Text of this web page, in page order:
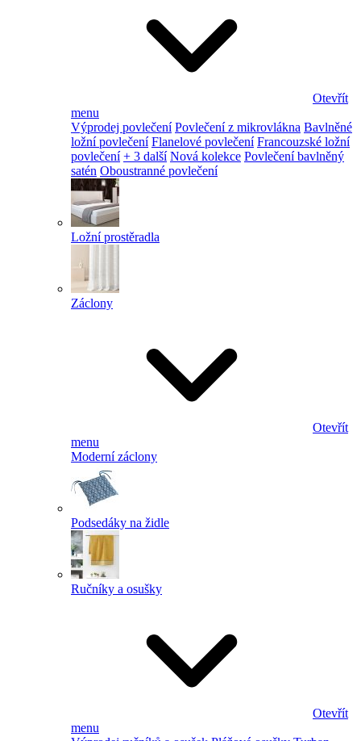
Otevřít
menu
Výprodej povlečení Povlečení z mikrovlákna Bavlněné
ložní povlečení Flanelové povlečení Francouzské ložní
povlečení + 3 další Nová kolekce Povlečení bavlněný
satén Oboustranné povlečení
Ložní prostěradla
Záclony
Otevřít
menu
Moderní záclony
Podsedáky na židle
Ručníky a osušky
Otevřít
menu